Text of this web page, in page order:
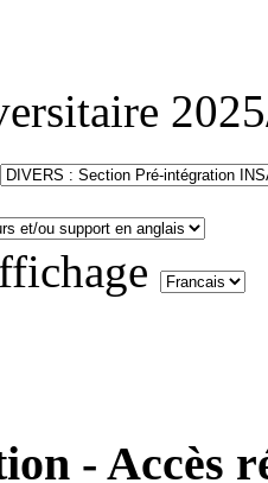
- Accès